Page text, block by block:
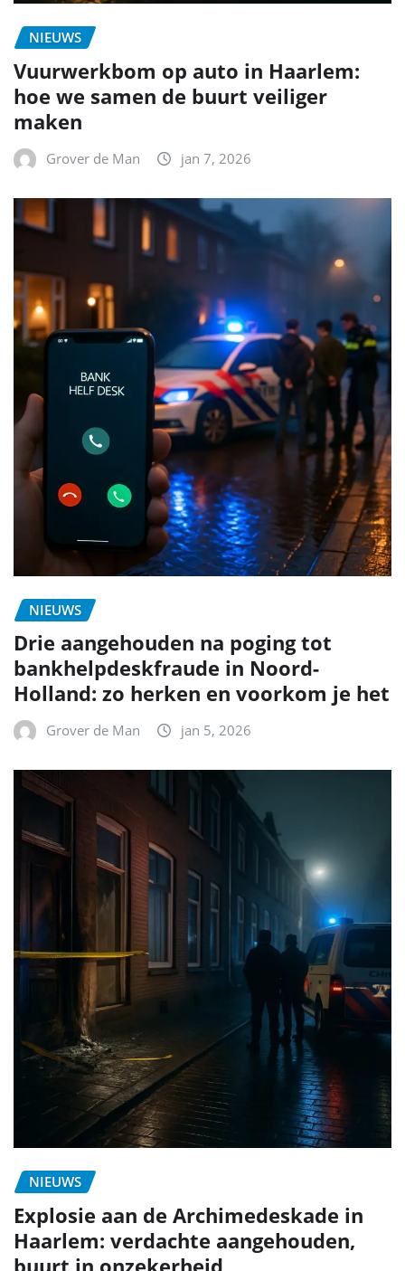
NIEUWS
Vuurwerkbom op auto in Haarlem:
hoe we samen de buurt veiliger
maken
Grover de Man jan 7, 2026
NIEUWS
Drie aangehouden na poging tot
bankhelpdeskfraude in Noord-
Holland: zo herken en voorkom je het
Grover de Man jan 5, 2026
NIEUWS
Explosie aan de Archimedeskade in
Haarlem: verdachte aangehouden,
buurt in onzekerheid